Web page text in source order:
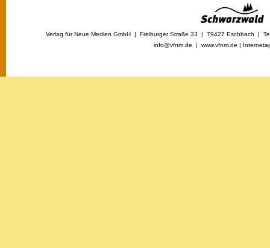
Verlag für Neue Medien GmbH | Freiburger Straße 33 | 79427 Eschbach |
info@vfnm.de | www.vfnm.de |